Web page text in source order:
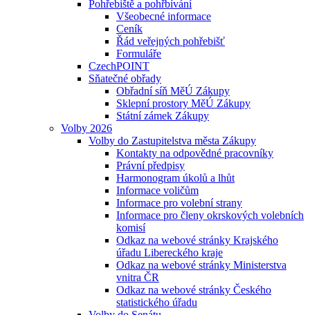
Pohřebiště a pohřbívání
Všeobecné informace
Ceník
Řád veřejných pohřebišť
Formuláře
CzechPOINT
Sňatečné obřady
Obřadní síň MěÚ Zákupy
Sklepní prostory MěÚ Zákupy
Státní zámek Zákupy
Volby 2026
Volby do Zastupitelstva města Zákupy
Kontakty na odpovědné pracovníky
Právní předpisy
Harmonogram úkolů a lhůt
Informace voličům
Informace pro volební strany
Informace pro členy okrskových volebních
komisí
Odkaz na webové stránky Krajského
úřadu Libereckého kraje
Odkaz na webové stránky Ministerstva
vnitra ČR
Odkaz na webové stránky Českého
statistického úřadu